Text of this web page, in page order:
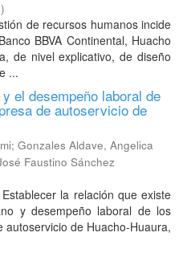
)
de recursos humanos incide
BBVA Continental, Huacho
de nivel explicativo, de diseño
...
el desempeño laboral de
de autoservicio de
; Gonzales Aldave, Angelica
Faustino Sánchez
la relación que existe
y desempeño laboral de los
de Huacho-Huaura,